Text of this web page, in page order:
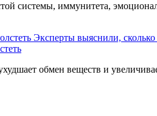
системы, иммунитета,
Эксперты выяснили,
обмен веществ и